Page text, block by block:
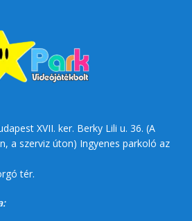
XVII. ker. Berky Lili u. 36. (A
a szerviz úton) Ingyenes parkoló az
tér.